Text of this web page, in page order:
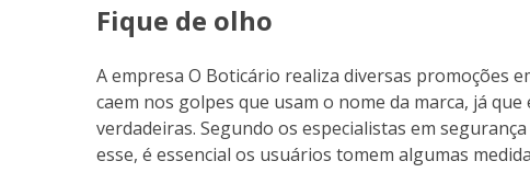
Fique de olho
A empresa O Boticário realiza diversas promoções
caem nos golpes que usam o nome da marca, já
verdadeiras. Segundo os especialistas em
esse, é essencial os usuários tomem algumas